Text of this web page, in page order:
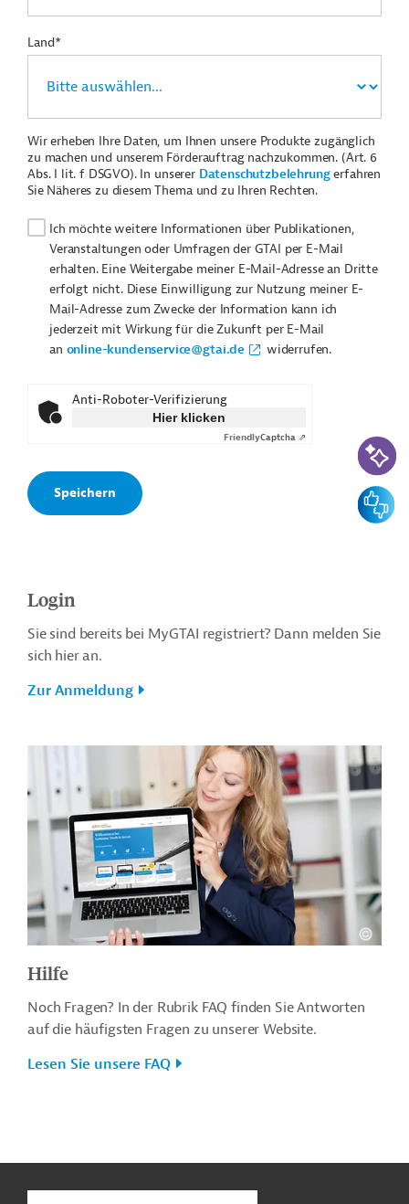
Land*
Wir erheben Ihre Daten, um Ihnen unsere Produkte zugänglich
zu machen und unserem Förderauftrag nachzukommen. (Art. 6
Abs. I lit. f DSGVO). In unserer Datenschutzbelehrungerfahren
Sie Näheres zu diesem Thema und zu Ihren Rechten.
Ich möchte weitere Informationen über Publikationen,
Veranstaltungen oder Umfragen der GTAI per E-Mail
erhalten. Eine Weitergabe meiner E-Mail-Adresse an Dritte
erfolgt nicht. Diese Einwilligung zur Nutzung meiner E-
Mail-Adresse zum Zwecke der Information kann ich
jederzeit mit Wirkung für die Zukunft per E-Mail
an online-kundenservice@gtai.de widerrufen.
Anti-Roboter-Verifizierung
Hier klicken
FriendlyCaptcha ⇗
Login
Sie sind bereits bei MyGTAI registriert? Dann melden Sie
sich hier an.
Zur Anmeldung
Hilfe
Noch Fragen? In der Rubrik FAQ finden Sie Antworten
auf die häufigsten Fragen zu unserer Website.
Lesen Sie unsere FAQ
KI-